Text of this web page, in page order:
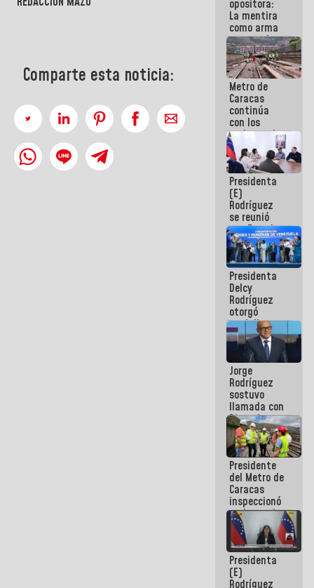
Comparte esta noticia:
embarrarla
opositora:
La mentira
como arma
contra el
Pueblo
Metro de
Caracas
continúa
con los
trabajos de
mantenimiento
e inspección
en la Línea 2
Presidenta
(E)
Rodríguez
se reunió
con Estado
Mayor
Eléctrico
para
abordar
planes de
acción
Presidenta
Delcy
Rodríguez
otorgó
medalla
"Héroe de
Venezuela"
a servidores
públicos
Jorge
Rodríguez
sostuvo
llamada con
Dinorah
Figuera y
acuerdan
primer
encuentro
presencial
para el
diálogo
Presidente
del Metro de
Caracas
inspeccionó
trabajos de
rehabilitación
y
modernización
de la vía
férrea
Presidenta
(E)
Rodríguez